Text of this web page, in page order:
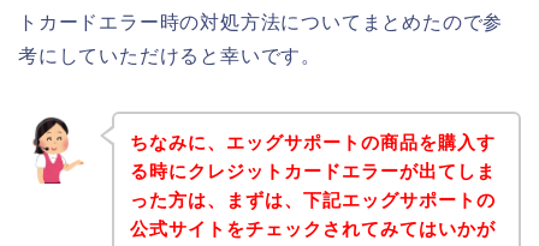
トカードエラー時の対処方法についてまとめたので参
考にしていただけると幸いです。
ちなみに、エッグサポートの商品を購入す
る時にクレジットカードエラーが出てしま
った方は、まずは、下記エッグサポートの
公式サイトをチェックされてみてはいかが